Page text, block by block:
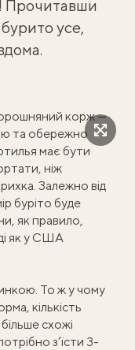
Прочитавши
усе,
корж —
та обережно
має бути
ніж
Залежно від
буріто буде
як правило,
як у США
То ж у чому
кількість
схожі
з’їсти 3-